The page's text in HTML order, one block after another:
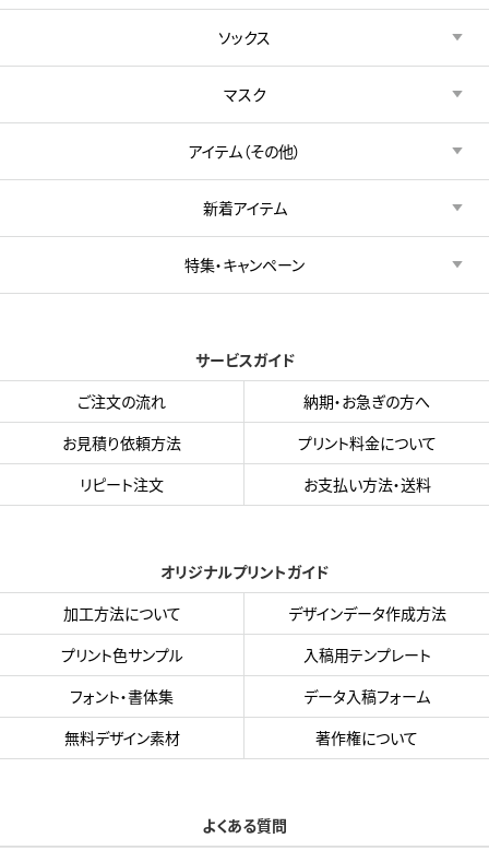
ソックス
マスク
アイテム（その他）
新着アイテム
特集・キャンペーン
サービスガイド
ご注文の流れ
納期・お急ぎの方へ
お見積り依頼方法
プリント料金について
リピート注文
お支払い方法・送料
オリジナルプリントガイド
加工方法について
デザインデータ作成方法
プリント色サンプル
入稿用テンプレート
フォント・書体集
データ入稿フォーム
無料デザイン素材
著作権について
よくある質問